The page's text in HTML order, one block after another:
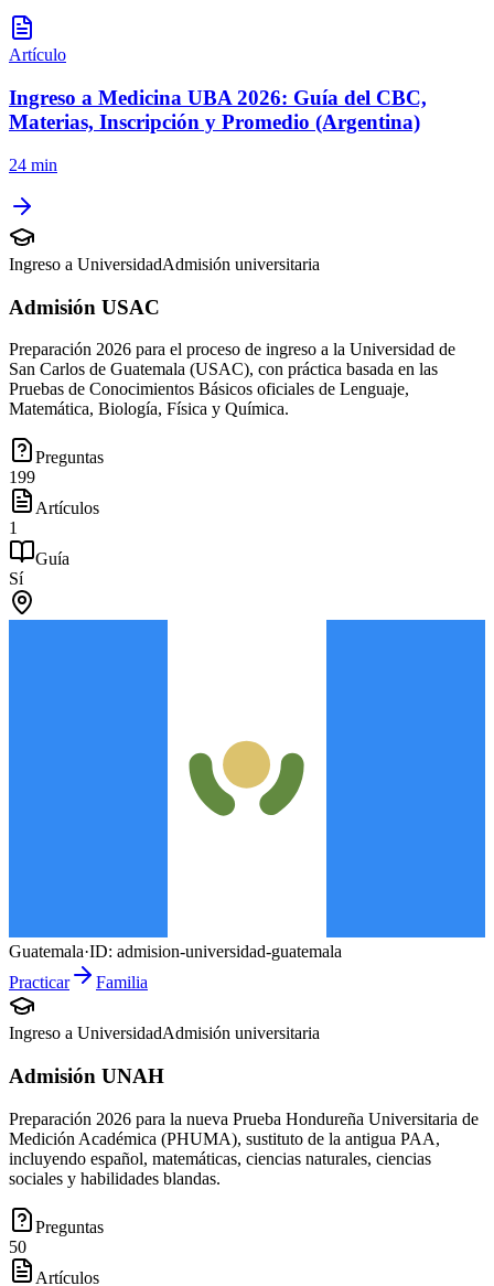
Artículo
Ingreso a Medicina UBA 2026: Guía del CBC,
Materias, Inscripción y Promedio (Argentina)
24 min
Ingreso a UniversidadAdmisión universitaria
Admisión USAC
Preparación 2026 para el proceso de ingreso a la Universidad de
San Carlos de Guatemala (USAC), con práctica basada en las
Pruebas de Conocimientos Básicos oficiales de Lenguaje,
Matemática, Biología, Física y Química.
Preguntas
199
Artículos
1
Guía
Sí
Guatemala·ID: admision-universidad-guatemala
Practicar
Familia
Ingreso a UniversidadAdmisión universitaria
Admisión UNAH
Preparación 2026 para la nueva Prueba Hondureña Universitaria de
Medición Académica (PHUMA), sustituto de la antigua PAA,
incluyendo español, matemáticas, ciencias naturales, ciencias
sociales y habilidades blandas.
Preguntas
50
Artículos